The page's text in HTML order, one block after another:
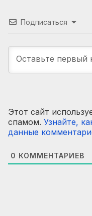
Подписаться
Этот сайт
спамом. Узнайте,
данные
0 КОММЕНТАРИЕВ